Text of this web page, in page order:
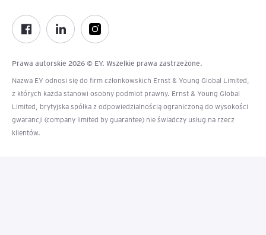
Prawa autorskie 2026 © EY. Wszelkie prawa zastrzeżone.
Nazwa EY odnosi się do firm członkowskich Ernst & Young Global Limited,
z których każda stanowi osobny podmiot prawny. Ernst & Young Global
Limited, brytyjska spółka z odpowiedzialnością ograniczoną do wysokości
gwarancji (company limited by guarantee) nie świadczy usług na rzecz
klientów.